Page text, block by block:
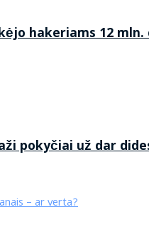
hakeriams 12
pokyčiai už dar